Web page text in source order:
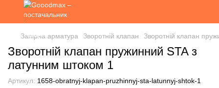
Запірна арматура Зворотній клапан Зворотній клапан
Зворотній клапан пружинний STA з
латунним штоком 1
Артикул: 1658-obratnyj-klapan-pruzhinnyj-sta-latunnyj-shtok-1